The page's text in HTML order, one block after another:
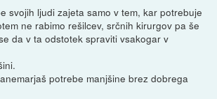
svojih ljudi zajeta samo v tem, kar potrebuje
ne rabimo rešilcev, srčnih kirurgov pa še
da v ta odstotek spraviti vsakogar v
potrebe manjšine brez dobrega